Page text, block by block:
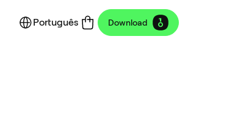
Português Download